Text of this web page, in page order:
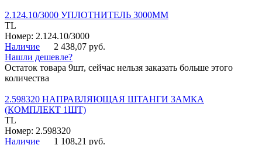
2.124.10/3000 УПЛОТНИТЕЛЬ 3000ММ
TL
Номер: 2.124.10/3000
Наличие
2 438,07 руб.
Нашли дешевле?
Остаток товара 9шт, сейчас нельзя заказать больше этого
количества
2.598320 НАПРАВЛЯЮЩАЯ ШТАНГИ ЗАМКА
(КОМПЛЕКТ 1ШТ)
TL
Номер: 2.598320
Наличие
1 108,21 руб.